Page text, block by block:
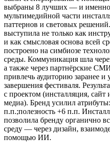
выбраны 8 лучших — и именно
мультимедийной части
паттернов и световых
выступила не только как
и как смысловая основа всей
построено на симбиозе
среды. Коммуникация шла
а также через партнёрские
привлечь аудиторию заранее и
завершения фестиваля.
с проектом (инсталляция,
медиа). Бренд усилил
п.п.;полезность +6 п.п.
позволила бренду органично
среду — через дизайн,
помощью ИИ.